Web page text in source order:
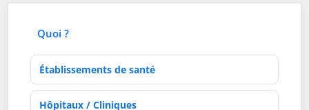
Quoi ?
Type d'établissement
Activités de soins